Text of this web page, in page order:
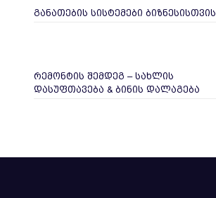
განათების სისტემები ბიზნესისთვის
რემონტის შემდეგ – სახლის
დასუფთავება & ბინის დალაგება